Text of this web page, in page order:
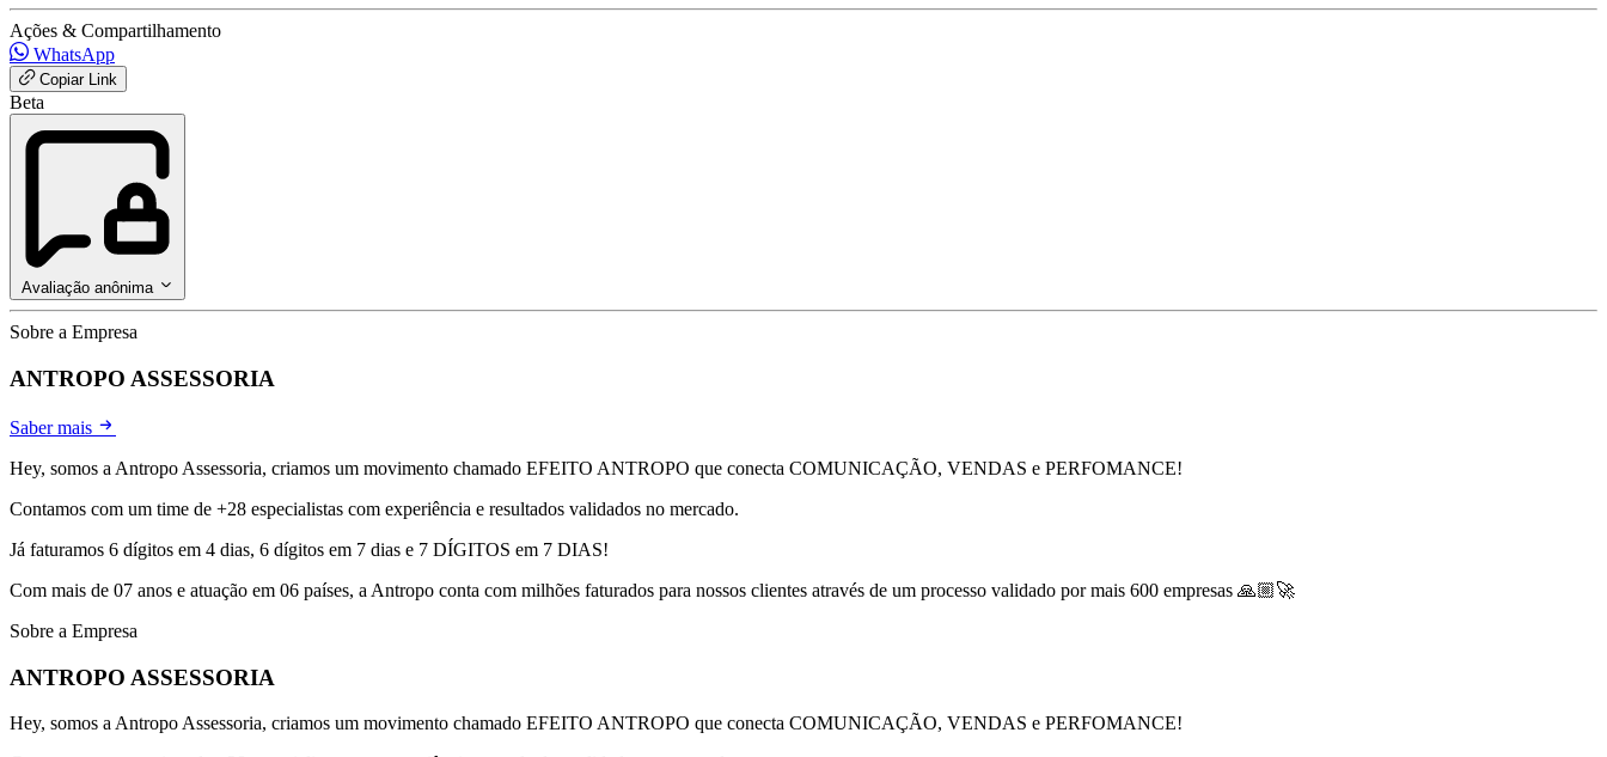
Ações & Compartilhamento
WhatsApp
Copiar Link
Beta
Avaliação anônima
Sobre a Empresa
ANTROPO ASSESSORIA
Saber mais
Hey, somos a Antropo Assessoria, criamos um movimento chamado EFEITO ANTROPO que conecta COMUNICAÇÃO, VENDAS e PERFOMANCE!
Contamos com um time de +28 especialistas com experiência e resultados validados no mercado.
Já faturamos 6 dígitos em 4 dias, 6 dígitos em 7 dias e 7 DÍGITOS em 7 DIAS!
Com mais de 07 anos e atuação em 06 países, a Antropo conta com milhões faturados para nossos clientes através de um processo validado por mais 600 empresas 🙏🏼🚀
Sobre a Empresa
ANTROPO ASSESSORIA
Hey, somos a Antropo Assessoria, criamos um movimento chamado EFEITO ANTROPO que conecta COMUNICAÇÃO, VENDAS e PERFOMANCE!